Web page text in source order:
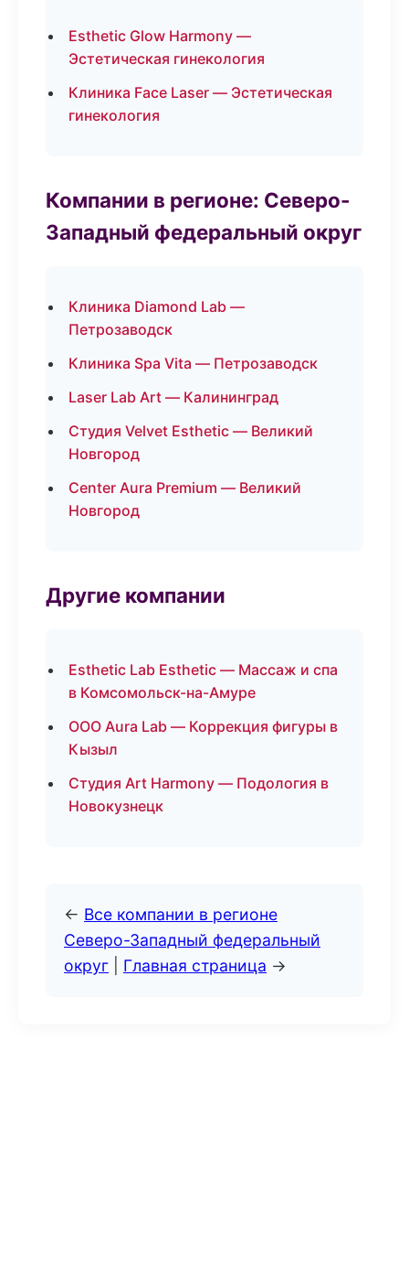
Esthetic Glow Harmony —
Эстетическая гинекология
Клиника Face Laser — Эстетическая
гинекология
Компании в регионе: Северо-
Западный федеральный округ
Клиника Diamond Lab —
Петрозаводск
Клиника Spa Vita — Петрозаводск
Laser Lab Art — Калининград
Студия Velvet Esthetic — Великий
Новгород
Center Aura Premium — Великий
Новгород
Другие компании
Esthetic Lab Esthetic — Массаж и спа
в Комсомольск-на-Амуре
ООО Aura Lab — Коррекция фигуры в
Кызыл
Студия Art Harmony — Подология в
Новокузнецк
← Все компании в регионе
Северо-Западный федеральный
округ
Главная страница →